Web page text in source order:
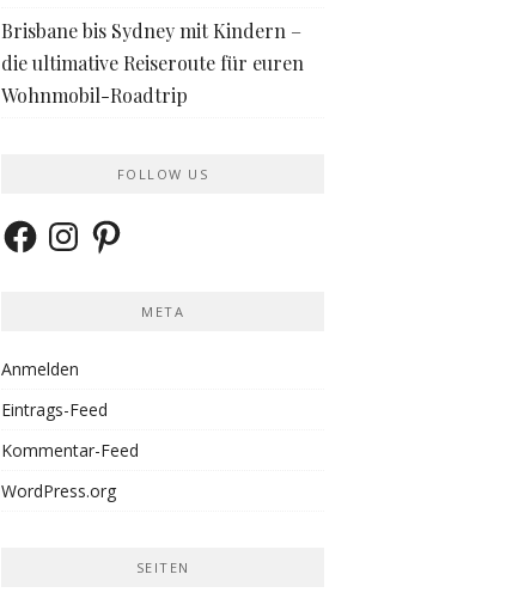
Brisbane bis Sydney mit Kindern –
die ultimative Reiseroute für euren
Wohnmobil-Roadtrip
FOLLOW US
FacebookInstagramPinterest
META
Anmelden
Eintrags-Feed
Kommentar-Feed
WordPress.org
SEITEN